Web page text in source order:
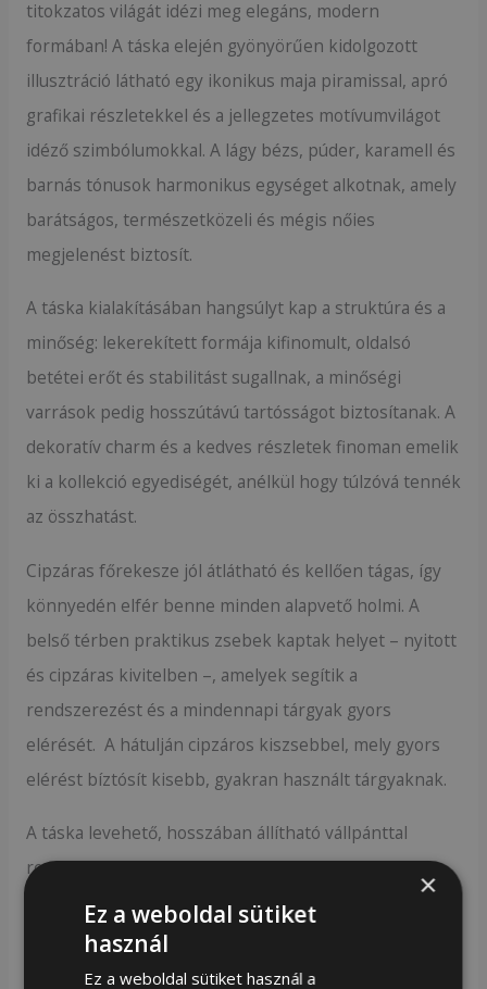
titokzatos világát idézi meg elegáns, modern
formában! A táska elején gyönyörűen kidolgozott
illusztráció látható egy ikonikus maja piramissal, apró
grafikai részletekkel és a jellegzetes motívumvilágot
idéző szimbólumokkal. A lágy bézs, púder, karamell és
barnás tónusok harmonikus egységet alkotnak, amely
barátságos, természetközeli és mégis nőies
megjelenést biztosít.
A táska kialakításában hangsúlyt kap a struktúra és a
minőség: lekerekített formája kifinomult, oldalsó
betétei erőt és stabilitást sugallnak, a minőségi
varrások pedig hosszútávú tartósságot biztosítanak. A
dekoratív charm és a kedves részletek finoman emelik
ki a kollekció egyediségét, anélkül hogy túlzóvá tennék
az összhatást.
Cipzáras főrekesze jól átlátható és kellően tágas, így
könnyedén elfér benne minden alapvető holmi. A
belső térben praktikus zsebek kaptak helyet – nyitott
és cipzáras kivitelben –, amelyek segítik a
rendszerezést és a mindennapi tárgyak gyors
elérését. A hátulján cipzáros kiszsebbel, mely gyors
elérést bíztósít kisebb, gyakran használt tárgyaknak.
A táska levehető, hosszában állítható vállpánttal
rendelkezik, így kézitáskaként és válltáskaként
egyaránt kényelmesen viselhető. A fogantyúk
kellemesen párnázottak, biztos fogást nyújtanak, a
táska pedig könnyedén tartható hosszabb időn át is.
×
Ez a weboldal sütiket
használ
Ez a weboldal sütiket használ a